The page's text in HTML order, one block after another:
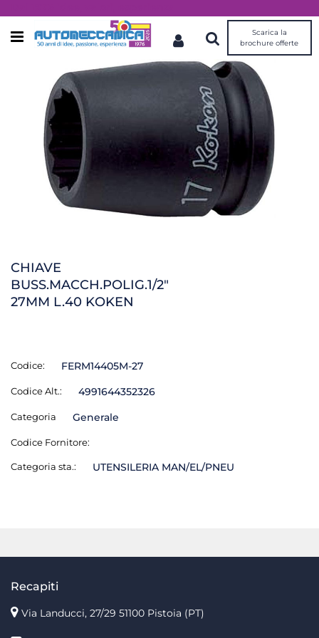
Open menu
Scarica la
brochure offerte
CHIAVE
BUSS.MACCH.POLIG.1/2"
27MM L.40 KOKEN
Codice: FERM14405M-27
Codice Alt.: 4991644352326
Categoria Generale
Codice Fornitore:
Categoria sta.: UTENSILERIA MAN/EL/PNEU
Recapiti
Via Landucci, 27/29 51100 Pistoia (PT)